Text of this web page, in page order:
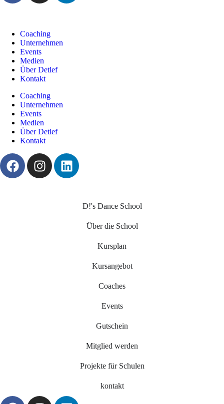
Coaching
Unternehmen
Events
Medien
Über Detlef
Kontakt
Coaching
Unternehmen
Events
Medien
Über Detlef
Kontakt
D!'s Dance School
Über die School
Kursplan
Kursangebot
Coaches
Events
Gutschein
Mitglied werden
Projekte für Schulen
kontakt